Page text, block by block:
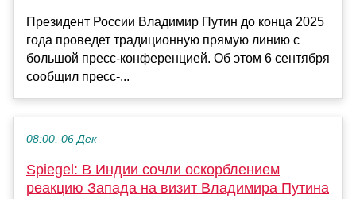
Президент России Владимир Путин до конца 2025
года проведет традиционную прямую линию с
большой пресс-конференцией. Об этом 6 сентября
сообщил пресс-...
08:00, 06 Дек
Spiegel: В Индии сочли оскорблением
реакцию Запада на визит Владимира Путина